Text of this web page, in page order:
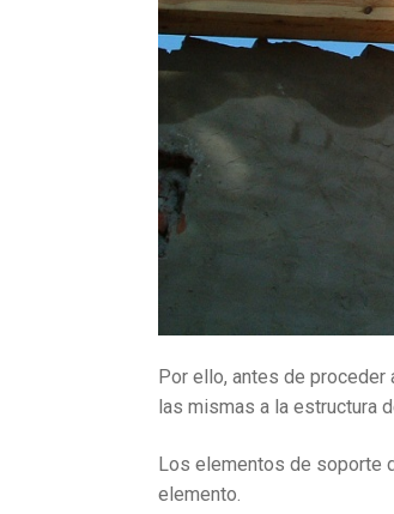
Por ello, antes de
las mismas a la estructura
Los elementos de soporte
elemento.